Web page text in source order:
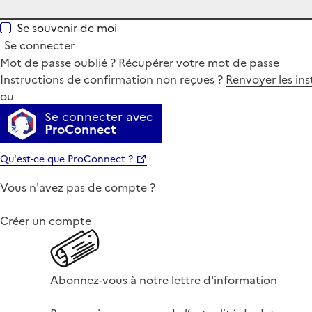
Se souvenir de moi
Se connecter
Mot de passe oublié ? Récupérer votre mot de passe
Instructions de confirmation non reçues ? Renvoyer les
ou
Se connecter avec
ProConnect
Qu'est-ce que ProConnect ?
Vous n'avez pas de compte ?
Créer un compte
Abonnez-vous à notre lettre d'information